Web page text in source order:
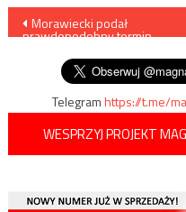
Nawigacja
wpisu
Morawiecki podał
prawdopodobny termin
Telegramhttps://t.me/
WESPRZYJ PROJEKT